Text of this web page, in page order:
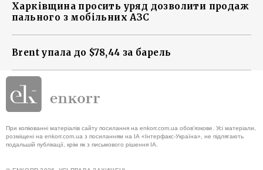
Харківщина просить уряд дозволити продаж
пального з мобільних АЗС
Brent упала до $78,44 за барель
При копіюванні матеріалів сайту посилання на enkorr.com.ua обов'язкове. Усі матеріали,
розміщені на enkorr.com.ua з посиланням на ІА «Інтерфакс-Україна», не підлягають
подальшій публікації, крім як з письмового рішення ІА.